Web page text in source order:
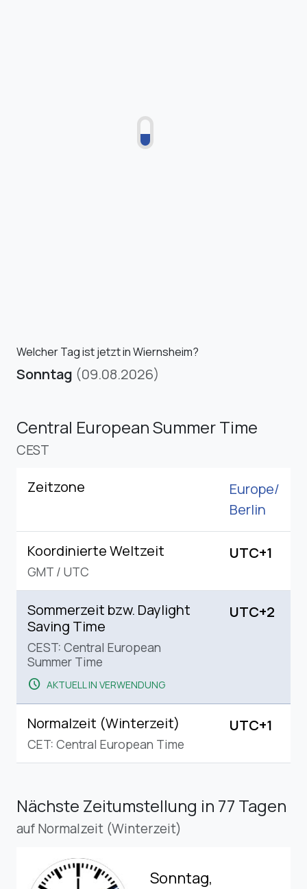
Welcher Tag ist jetzt in Wiernsheim?
Sonntag (09.08.2026)
Central European Summer Time
CEST
Zeitzone
Europe/
Berlin
Koordinierte Weltzeit
GMT / UTC
UTC+1
Sommerzeit bzw. Daylight
Saving Time
CEST: Central European
Summer Time
schedule AKTUELL IN VERWENDUNG
UTC+2
Normalzeit (Winterzeit)
CET: Central European Time
UTC+1
Nächste Zeitumstellung in 77 Tagen
auf Normalzeit (Winterzeit)
Sonntag,